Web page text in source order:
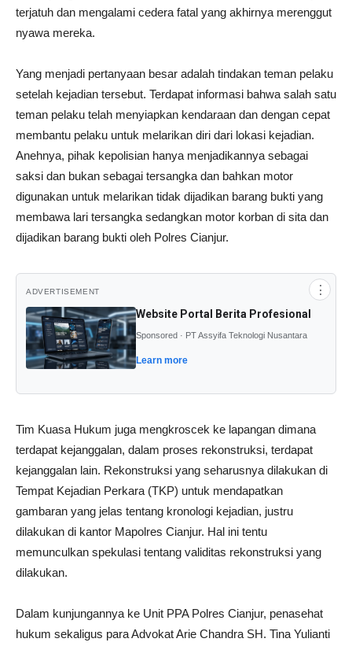
terjatuh dan mengalami cedera fatal yang akhirnya merenggut
nyawa mereka.
Yang menjadi pertanyaan besar adalah tindakan teman pelaku
setelah kejadian tersebut. Terdapat informasi bahwa salah satu
teman pelaku telah menyiapkan kendaraan dan dengan cepat
membantu pelaku untuk melarikan diri dari lokasi kejadian.
Anehnya, pihak kepolisian hanya menjadikannya sebagai
saksi dan bukan sebagai tersangka dan bahkan motor
digunakan untuk melarikan tidak dijadikan barang bukti yang
membawa lari tersangka sedangkan motor korban di sita dan
dijadikan barang bukti oleh Polres Cianjur.
ADVERTISEMENT ⋮
Website Portal Berita Profesional
Sponsored · PT Assyifa Teknologi Nusantara
Learn more
Tim Kuasa Hukum juga mengkroscek ke lapangan dimana
terdapat kejanggalan, dalam proses rekonstruksi, terdapat
kejanggalan lain. Rekonstruksi yang seharusnya dilakukan di
Tempat Kejadian Perkara (TKP) untuk mendapatkan
gambaran yang jelas tentang kronologi kejadian, justru
dilakukan di kantor Mapolres Cianjur. Hal ini tentu
memunculkan spekulasi tentang validitas rekonstruksi yang
dilakukan.
Dalam kunjungannya ke Unit PPA Polres Cianjur, penasehat
hukum sekaligus para Advokat Arie Chandra SH. Tina Yulianti